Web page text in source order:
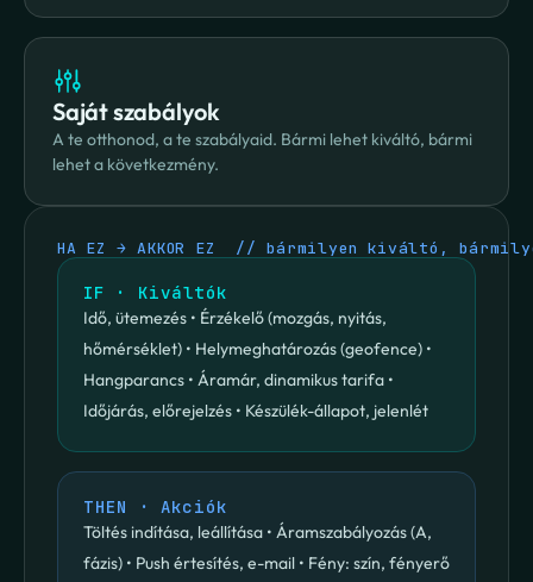
Saját szabályok
A te otthonod, a te szabályaid. Bármi lehet kiváltó, bármi
lehet a következmény.
HA EZ → AKKOR EZ  // bármilyen kiváltó,
IF · Kiváltók
Idő, ütemezés • Érzékelő (mozgás, nyitás,
hőmérséklet) • Helymeghatározás (geofence) •
Hangparancs • Áramár, dinamikus tarifa •
Időjárás, előrejelzés • Készülék-állapot, jelenlét
THEN · Akciók
Töltés indítása, leállítása • Áramszabályozás (A,
fázis) • Push értesítés, e-mail • Fény: szín, fényerő